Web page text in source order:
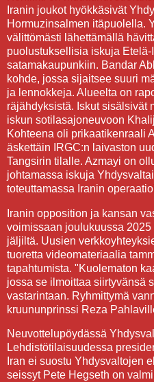
Iranin joukot hyökkäsivät
Hormuzinsalmen itäpuolella.
välittömästi lähettämällä
puolustuksellisia iskuja
satamakaupunkiin. Bandar
kohde, jossa sijaitsee suuri
ja lennokkeja. Alueelta on
räjähdyksistä. Iskut sisälsivät
iskun sotilasajoneuvoon
Kohteena oli prikaatikenraali
äskettäin IRGC:n laivaston
Tangsirin tilalle. Azmayi on
johtamassa iskuja
toteuttamassa Iranin
Iranin opposition ja kansan
voimissaan joulukuussa
jäljiltä. Uusien
tuoretta videomateriaalia
tapahtumista. "Kuolematon
jossa se ilmoittaa siirtyvänsä
vastarintaan. Ryhmittymä
kruununprinssi Reza
Neuvottelupöydässä
Lehdistötilaisuudessa
Iran ei suostu Yhdysvaltojen
seissyt Pete Hegseth on